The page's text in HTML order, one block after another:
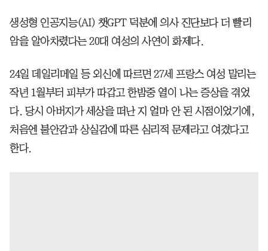
생성형 인공지능(AI) 챗GPT 덕분에 의사 진단보다 더 빨리
암을 알아차렸다는 20대 여성의 사연이 화제다.
24일 데일리메일 등 외신에 따르면 27세 프랑스 여성 말리는
작년 1월부터 피부가 따갑고 한밤중 열이 나는 증상을 겪었
다. 당시 아버지가 세상을 떠난 지 얼마 안 된 시점이었기에,
처음엔 불안감과 상실감에 따른 심리적 문제라고 여겼다고
한다.